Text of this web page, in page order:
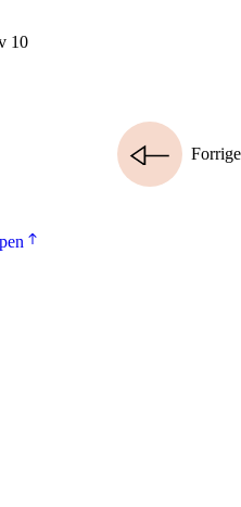
10
Forrige